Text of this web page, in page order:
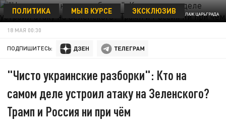
КОЛЛАЖ ЦАРЬГРАДА
ПОЛИТИКА МЫ В КУРСЕ ЭКСКЛЮЗИВ
18 МАЯ 00:30
ПОДПИШИТЕСЬ:
"Чисто украинские разборки": Кто на
самом деле устроил атаку на Зеленского?
Трамп и Россия ни при чём